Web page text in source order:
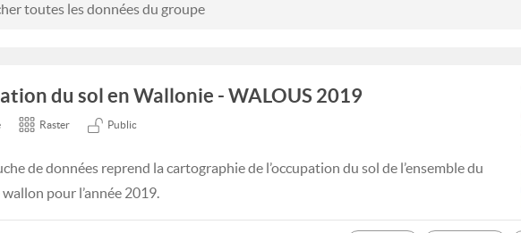
toutes les données du groupe
du sol en Wallonie - WALOUS 2019
Raster Public
de données reprend la cartographie de l’occupation du sol de l’ensemble du
pour l’année 2019.